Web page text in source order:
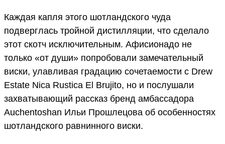
Каждая капля этого шотландского чуда
подверглась тройной дистилляции, что сделало
этот скотч исключительным. Афисионадо не
только «от души» попробовали замечательный
виски, улавливая градацию сочетаемости с Drew
Estate Nica Rustica El Brujito, но и послушали
захватывающий рассказ бренд амбассадора
Auchentoshan Ильи Прошлецова об особенностях
шотландского равнинного виски.